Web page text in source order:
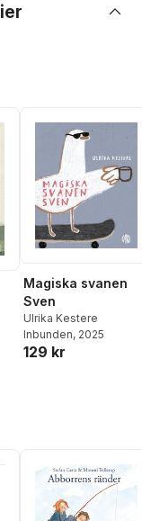
antal röster:
Magiska svanen
Sven
Ulrika Kestere
Inbunden, 2025
129 kr